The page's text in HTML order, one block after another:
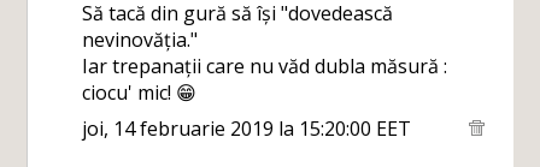
Să tacă din gură să își "dovedească
nevinovăția."
Iar trepanații care nu văd dubla măsură :
ciocu' mic! 😁
joi, 14 februarie 2019 la 15:20:00 EET